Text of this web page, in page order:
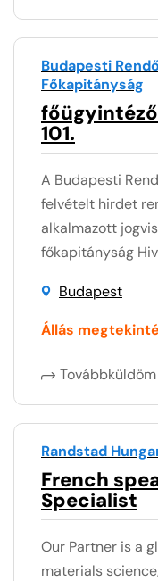
Budapesti
Főkapitányság
101.
A Budapesti
felvételt hirdet
alkalmazott
főkapitányság
Budapest
Állás
Továbbküldöm
Randstad
French
Specialist
Our Partner is a
materials